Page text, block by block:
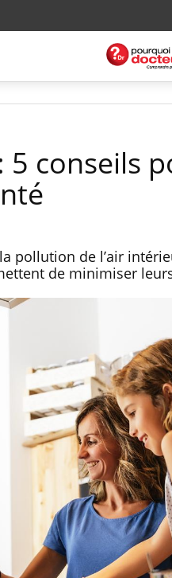
5 conseils
pollution de l’air
de minimiser